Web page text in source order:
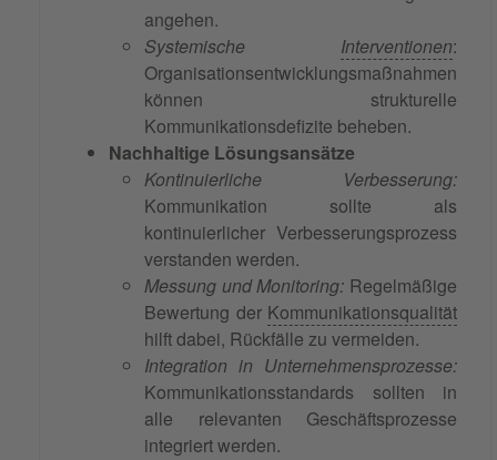
angehen.
Systemische Interventionen:
Organisationsentwicklungsmaßnahmen
können strukturelle
Kommunikationsdefizite beheben.
Nachhaltige Lösungsansätze
Kontinuierliche Verbesserung:
Kommunikation sollte als
kontinuierlicher Verbesserungsprozess
verstanden werden.
Messung und Monitoring: Regelmäßige
Bewertung der Kommunikationsqualität
hilft dabei, Rückfälle zu vermeiden.
Integration in Unternehmensprozesse:
Kommunikationsstandards sollten in
alle relevanten Geschäftsprozesse
integriert werden.